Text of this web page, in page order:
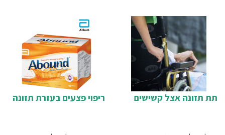
ריפוי פצעים בעזרת תזונה תת תזונה אצל קשישים